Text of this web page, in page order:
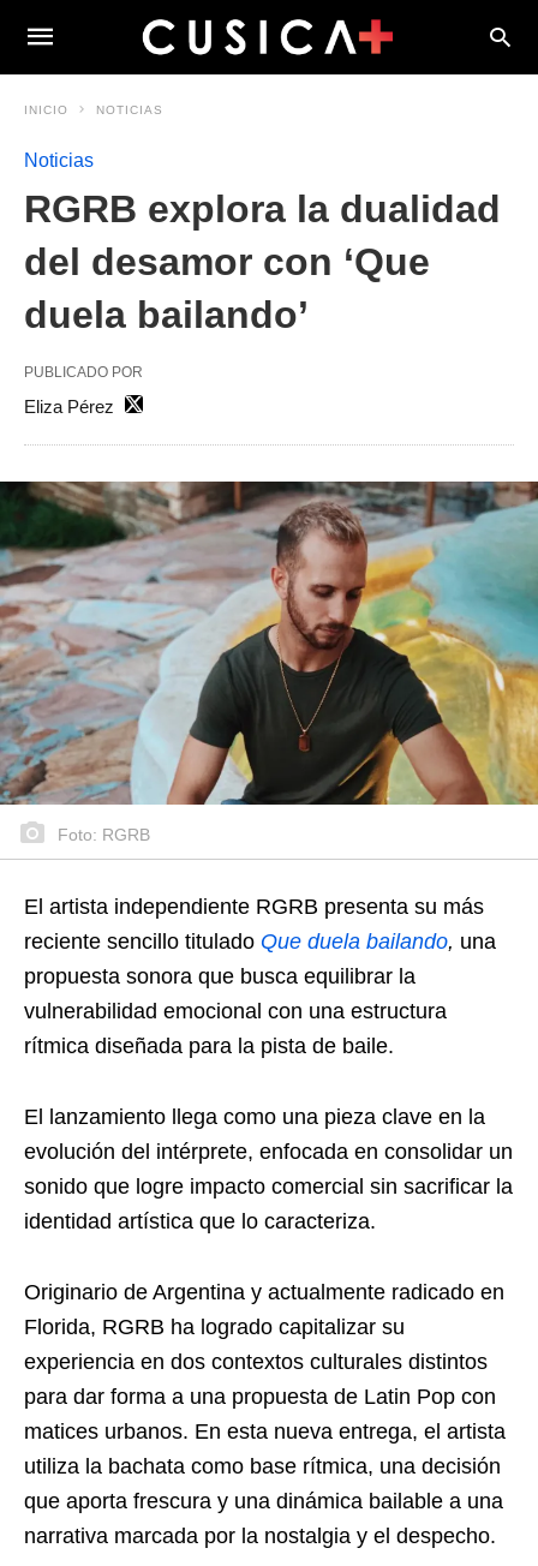
INICIO NOTICIAS
Noticias
RGRB explora la dualidad
del desamor con ‘Que
duela bailando’
PUBLICADO POR
Eliza Pérez
Foto: RGRB
El artista independiente RGRB presenta su más
reciente sencillo titulado Que duela bailando, una
propuesta sonora que busca equilibrar la
vulnerabilidad emocional con una estructura
rítmica diseñada para la pista de baile.
El lanzamiento llega como una pieza clave en la
evolución del intérprete, enfocada en consolidar un
sonido que logre impacto comercial sin sacrificar la
identidad artística que lo caracteriza.
Originario de Argentina y actualmente radicado en
Florida, RGRB ha logrado capitalizar su
experiencia en dos contextos culturales distintos
para dar forma a una propuesta de Latin Pop con
matices urbanos. En esta nueva entrega, el artista
utiliza la bachata como base rítmica, una decisión
que aporta frescura y una dinámica bailable a una
narrativa marcada por la nostalgia y el despecho.